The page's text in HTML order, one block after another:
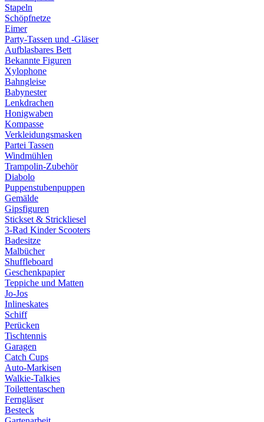
Stapeln
Schöpfnetze
Eimer
Party-Tassen und -Gläser
Aufblasbares Bett
Bekannte Figuren
Xylophone
Bahngleise
Babynester
Lenkdrachen
Honigwaben
Kompasse
Verkleidungsmasken
Partei Tassen
Windmühlen
Trampolin-Zubehör
Diabolo
Puppenstubenpuppen
Gemälde
Gipsfiguren
Stickset & Strickliesel
3-Rad Kinder Scooters
Badesitze
Malbücher
Shuffleboard
Geschenkpapier
Teppiche und Matten
Jo-Jos
Inlineskates
Schiff
Perücken
Tischtennis
Garagen
Catch Cups
Auto-Markisen
Walkie-Talkies
Toilettentaschen
Ferngläser
Besteck